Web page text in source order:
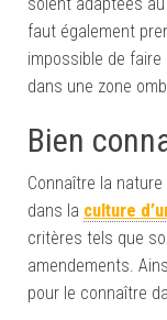
faut également
impossible de
dans une zone
Bien
Connaître la
dans la culture
critères tels que
amendements.
pour le connaître